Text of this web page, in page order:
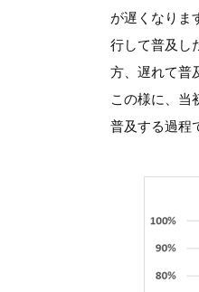
が遅くなりま
行して普及し
方、遅れて普
この様に、当
普及する過程